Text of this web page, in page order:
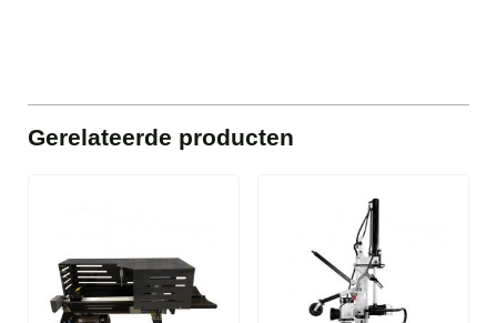
Gerelateerde producten